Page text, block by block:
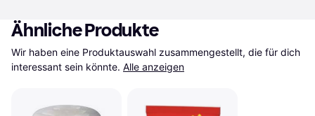
Ähnliche Produkte
Wir haben eine Produktauswahl zusammengestellt, die für dich
interessant sein könnte. Alle anzeigen